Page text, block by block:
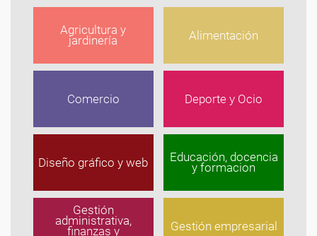
Agricultura y
jardinería Alimentación
Comercio Deporte y Ocio
Diseño gráfico y web Educación, docencia
y formacion
Gestión
administrativa,
finanzas y Gestión empresarial